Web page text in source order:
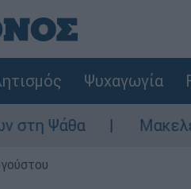
Ψυχαγωγία
Μακελειό στη